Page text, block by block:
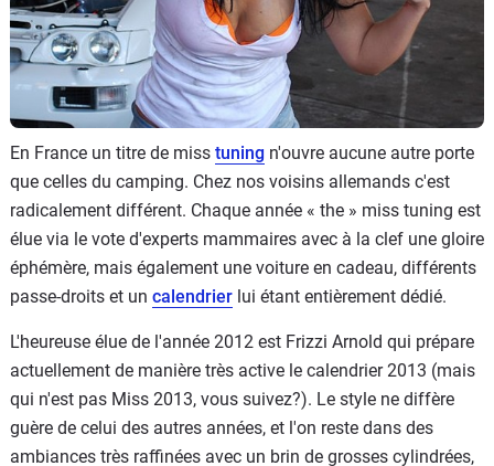
Moto
Marques
En France un titre de miss tuning n'ouvre aucune autre porte
que celles du camping. Chez nos voisins allemands c'est
radicalement différent. Chaque année « the » miss tuning est
élue via le vote d'experts mammaires avec à la clef une gloire
éphémère, mais également une voiture en cadeau, différents
passe-droits et un calendrier lui étant entièrement dédié.
L'heureuse élue de l'année 2012 est Frizzi Arnold qui prépare
actuellement de manière très active le calendrier 2013 (mais
qui n'est pas Miss 2013, vous suivez?). Le style ne diffère
guère de celui des autres années, et l'on reste dans des
ambiances très raffinées avec un brin de grosses cylindrées,